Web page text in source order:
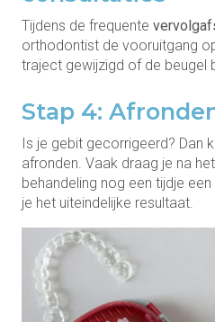
Tijdens de frequente
orthodontist de vooruitgang
traject gewijzigd of de beugel
Stap 4:
Is je gebit gecorrigeerd? Dan
afronden. Vaak draag je na
behandeling nog een tijdje een
je het uiteindelijke resultaat.